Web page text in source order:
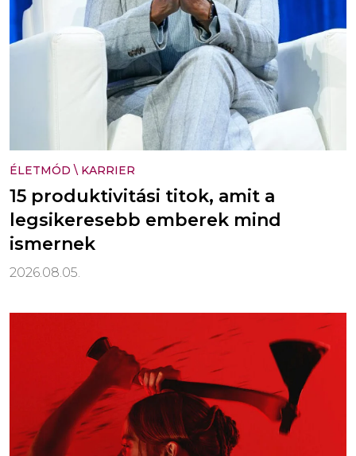
ÉLETMÓD \ KARRIER
15 produktivitási titok, amit a
legsikeresebb emberek mind
ismernek
2026.08.05.